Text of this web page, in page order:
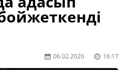
06.02.2026 16:17